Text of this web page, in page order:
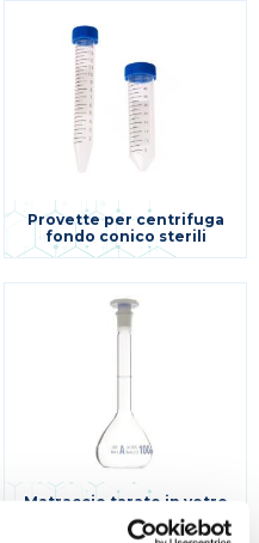
Provette per centrifuga
fondo conico sterili
Matraccio tarato in vetro
classe A con tappo in
polietilene